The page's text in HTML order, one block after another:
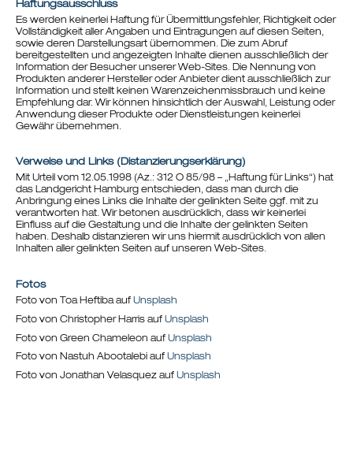
Haftungsausschluss
Es werden keinerlei Haftung für Übermittlungsfehler, Richtigkeit oder
Vollständigkeit aller Angaben und Eintragungen auf diesen Seiten,
sowie deren Darstellungsart übernommen. Die zum Abruf
bereitgestellten und angezeigten Inhalte dienen ausschließlich der
Information der Besucher unserer Web-Sites. Die Nennung von
Produkten anderer Hersteller oder Anbieter dient ausschließlich zur
Information und stellt keinen Warenzeichenmissbrauch und keine
Empfehlung dar. Wir können hinsichtlich der Auswahl, Leistung oder
Anwendung dieser Produkte oder Dienstleistungen keinerlei
Gewähr übernehmen.
Verweise und Links (Distanzierungserklärung)
Mit Urteil vom 12.05.1998 (Az.: 312 O 85/98 – „Haftung für Links“) hat
das Landgericht Hamburg entschieden, dass man durch die
Anbringung eines Links die Inhalte der gelinkten Seite ggf. mit zu
verantworten hat. Wir betonen ausdrücklich, dass wir keinerlei
Einfluss auf die Gestaltung und die Inhalte der gelinkten Seiten
haben. Deshalb distanzieren wir uns hiermit ausdrücklich von allen
Inhalten aller gelinkten Seiten auf unseren Web-Sites.
Fotos
Foto von Toa Heftiba auf Unsplash
Foto von Christopher Harris auf Unsplash
Foto von Green Chameleon auf Unsplash
Foto von Nastuh Abootalebi auf Unsplash
Foto von Jonathan Velasquez auf Unsplash